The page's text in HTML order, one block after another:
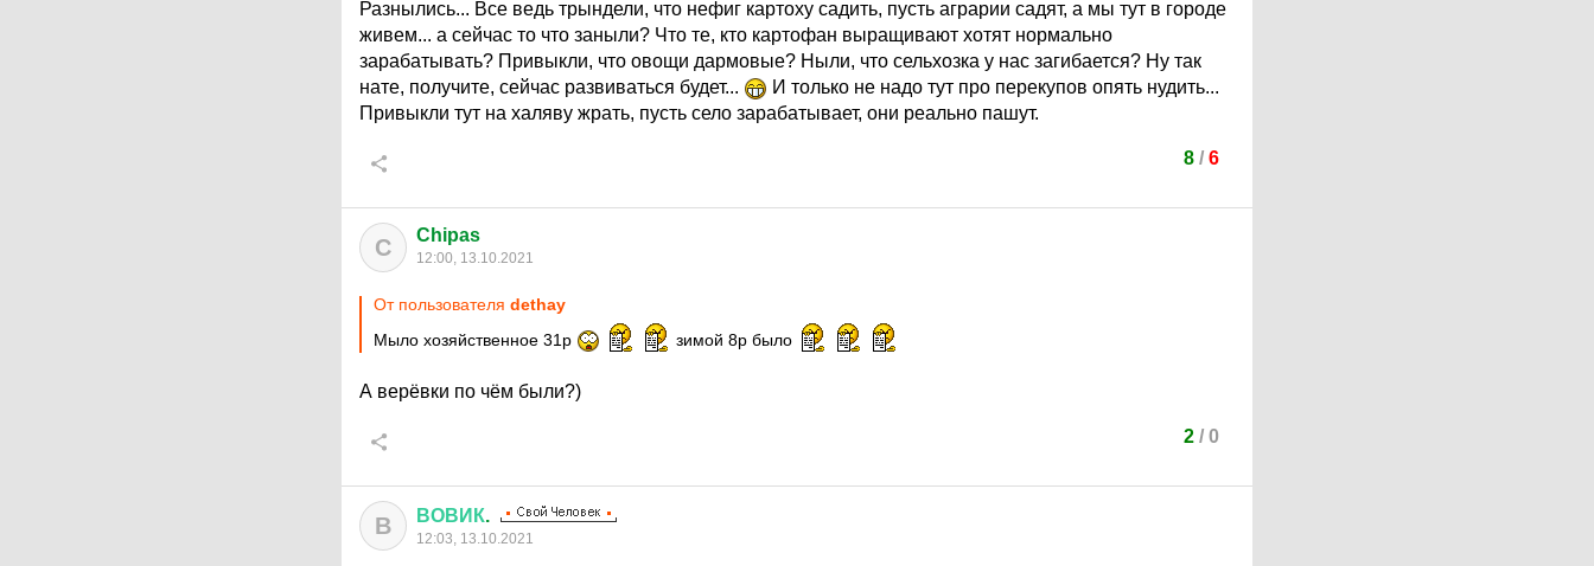
Разнылись... Все ведь трындели, что нефиг картоху садить, пусть аграрии садят, а мы тут в городе
живем... а сейчас то что заныли? Что те, кто картофан выращивают хотят нормально
зарабатывать? Привыкли, что овощи дармовые? Ныли, что сельхозка у нас загибается? Ну так
нате, получите, сейчас развиваться будет...
И только не надо тут про перекупов опять нудить...
Привыкли тут на халяву жрать, пусть село зарабатывает, они реально пашут.
8/ 6
C Chipas
12:00, 13.10.2021
От пользователя dethay
Мыло хозяйственное 31р
зимой 8р было
А верёвки по чём были?)
2/ 0
В ВОВИК.
12:03, 13.10.2021